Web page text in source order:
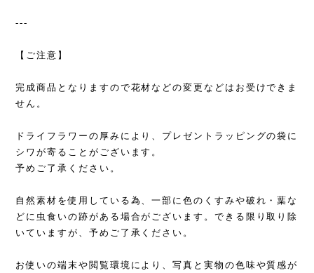
---
【ご注意】
完成商品となりますので花材などの変更などはお受けできま
せん。
ドライフラワーの厚みにより、プレゼントラッピングの袋に
シワが寄ることがございます。
予めご了承ください。
自然素材を使用している為、一部に色のくすみや破れ・葉な
どに虫食いの跡がある場合がございます。できる限り取り除
いていますが、予めご了承ください。
お使いの端末や閲覧環境により、写真と実物の色味や質感が